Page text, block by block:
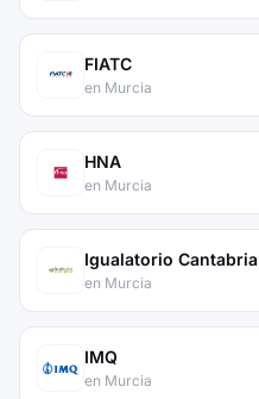
FIATC
en Murcia
HNA
en Murcia
Igualatorio Cantabria
en Murcia
IMQ
en Murcia